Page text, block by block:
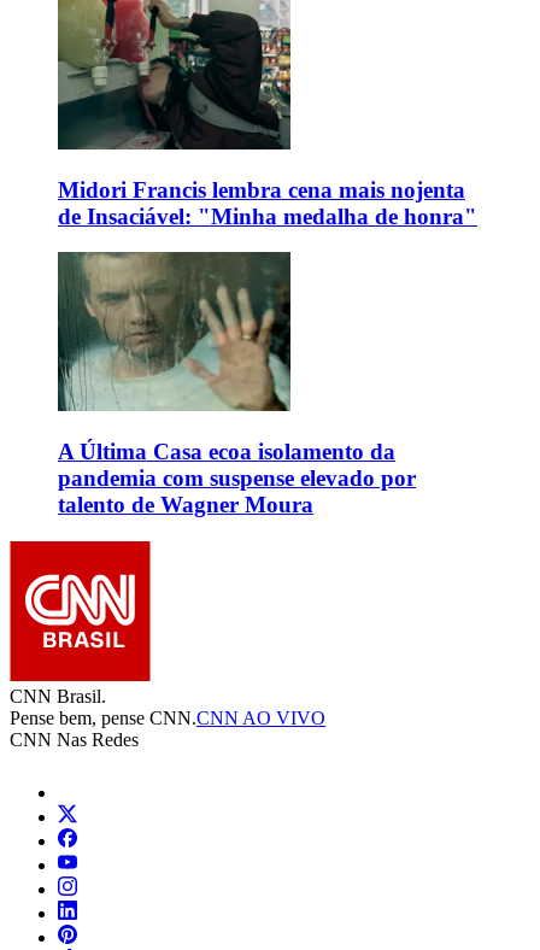
Midori Francis lembra cena mais nojenta
de Insaciável: "Minha medalha de honra"
A Última Casa ecoa isolamento da
pandemia com suspense elevado por
talento de Wagner Moura
CNN Brasil.
Pense bem, pense CNN.CNN AO VIVO
CNN Nas Redes